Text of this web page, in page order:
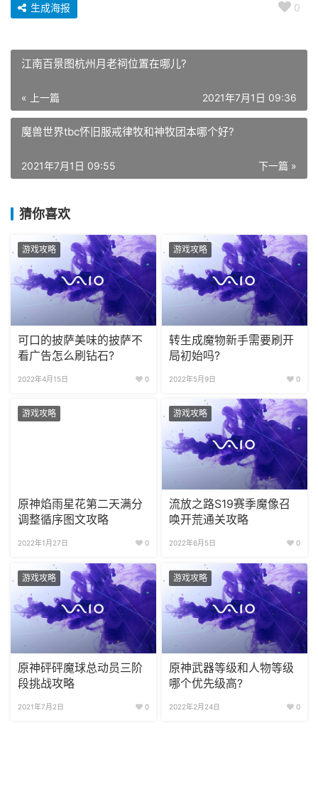
0
生成海报
江南百景图杭州月老祠位置在哪儿?
« 上一篇 2021年7月1日 09:36
魔兽世界tbc怀旧服戒律牧和神牧团本哪个好?
下一篇 »
2021年7月1日 09:55
猜你喜欢
游戏攻略
可口的披萨美味的披萨不
看广告怎么刷钻石?
2022年4月15日 0
游戏攻略
转生成魔物新手需要刷开
局初始吗?
2022年5月9日 0
游戏攻略
原神焰雨星花第二天满分
调整循序图文攻略
2022年1月27日 0
游戏攻略
流放之路S19赛季魔像召
唤开荒通关攻略
2022年6月5日 0
游戏攻略
原神砰砰魔球总动员三阶
段挑战攻略
2021年7月2日 0
游戏攻略
原神武器等级和人物等级
哪个优先级高?
2022年2月24日 0